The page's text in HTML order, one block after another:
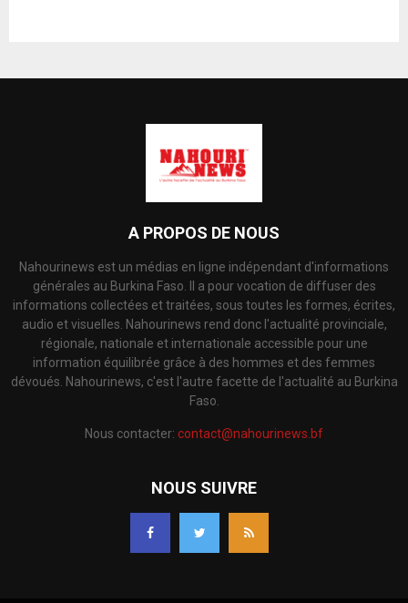
A PROPOS DE NOUS
Nahourinews est un médias en ligne indépendant d'informations
générales au Burkina Faso. Il a pour vocation de diffuser des
informations collectées et traitées, sous toutes les formes, écrites,
audio et visuelles. Nahourinews rend donc l'actualité provinciale,
régionale, nationale et internationale accessible pour une
information équilibrée grâce à des hommes et des femmes
dévoués. Nahourinews, c'est l'autre facette de l'actualité au Burkina
Faso.
Nous contacter: contact@nahourinews.bf
NOUS SUIVRE